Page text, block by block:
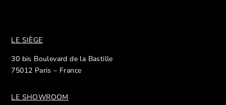
LE SIÈGE
30 bis Boulevard de la Bastille
75012 Paris – France
LE SHOWROOM